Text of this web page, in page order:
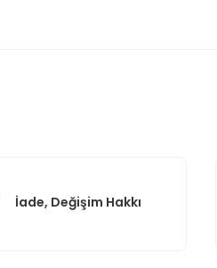
İade, Değişim Hakkı